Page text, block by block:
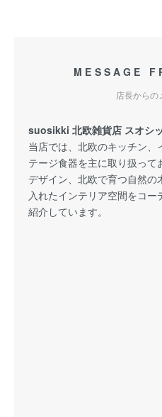
MESSAGE
店長からの
suosikki 北欧雑貨店 スオシ
当店では、北欧のキッチン
テージ食器を主に取り扱っ
デザイン、北欧で育つ自然の
入れたインテリア空間をコ
紹介しています。